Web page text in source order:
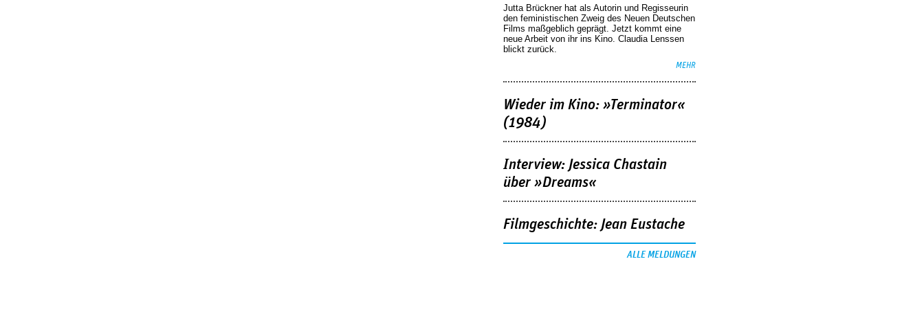
Jutta Brückner hat als Autorin und Regisseurin
den feministischen Zweig des Neuen Deutschen
Films maßgeblich geprägt. Jetzt kommt eine
neue Arbeit von ihr ins Kino. Claudia Lenssen
blickt zurück.
MEHR
Wieder im Kino: »Terminator«
(1984)
Interview: Jessica Chastain
über »Dreams«
Filmgeschichte: Jean Eustache
ALLE MELDUNGEN